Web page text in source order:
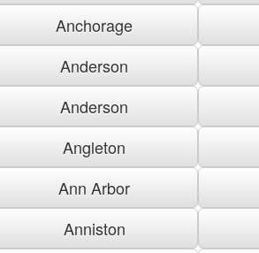
Anchorage
Anderson
Anderson
Angleton
Ann Arbor
Anniston